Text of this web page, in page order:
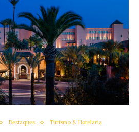
Destaques Turismo & Hotelaria